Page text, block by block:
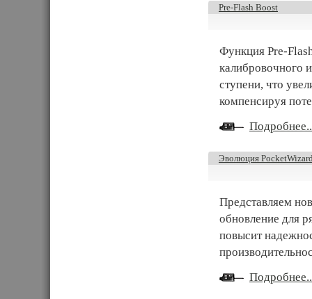
Pre-Flash Boost
Функция Pre-
калибровочного
ступени, что
компенсируя
Эволюция
Представляем
обновление для
повысит